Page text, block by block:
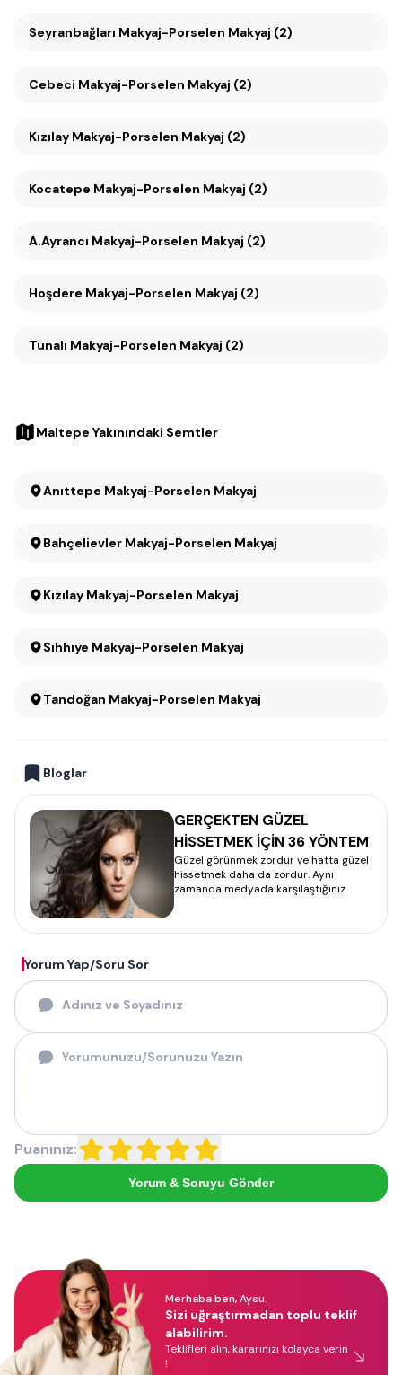
Seyranbağları Makyaj-Porselen Makyaj (2)
Cebeci Makyaj-Porselen Makyaj (2)
Kızılay Makyaj-Porselen Makyaj (2)
Kocatepe Makyaj-Porselen Makyaj (2)
A.Ayrancı Makyaj-Porselen Makyaj (2)
Hoşdere Makyaj-Porselen Makyaj (2)
Tunalı Makyaj-Porselen Makyaj (2)
Maltepe Yakınındaki Semtler
Anıttepe Makyaj-Porselen Makyaj
Bahçelievler Makyaj-Porselen Makyaj
Kızılay Makyaj-Porselen Makyaj
Sıhhıye Makyaj-Porselen Makyaj
Tandoğan Makyaj-Porselen Makyaj
Bloglar
GERÇEKTEN GÜZEL
HİSSETMEK İÇİN 36 YÖNTEM
Güzel görünmek zordur ve hatta güzel
hissetmek daha da zordur. Aynı
zamanda medyada karşılaştığınız
Yorum Yap/Soru Sor
Puanınız:
Yorum & Soruyu Gönder
Merhaba ben, Aysu.
Sizi uğraştırmadan toplu teklif
alabilirim.
Teklifleri alın, kararınızı kolayca verin
!